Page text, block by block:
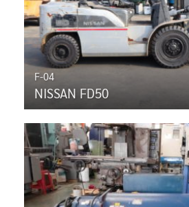
F-04
NISSAN FD50